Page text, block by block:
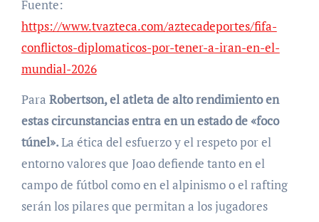
Fuente:
https://www.tvazteca.com/aztecadeportes/fifa-
conflictos-diplomaticos-por-tener-a-iran-en-el-
mundial-2026
Para Robertson, el atleta de alto rendimiento en
estas circunstancias entra en un estado de «foco
túnel».La ética del esfuerzo y el respeto por el
entorno valores que Joao defiende tanto en el
campo de fútbol como en el alpinismo o el rafting
serán los pilares que permitan a los jugadores